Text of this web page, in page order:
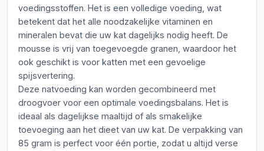
voedingsstoffen. Het is een volledige voeding, wat
betekent dat het alle noodzakelijke vitaminen en
mineralen bevat die uw kat dagelijks nodig heeft. De
mousse is vrij van toegevoegde granen, waardoor het
ook geschikt is voor katten met een gevoelige
spijsvertering.
Deze natvoeding kan worden gecombineerd met
droogvoer voor een optimale voedingsbalans. Het is
ideaal als dagelijkse maaltijd of als smakelijke
toevoeging aan het dieet van uw kat. De verpakking van
85 gram is perfect voor één portie, zodat u altijd verse